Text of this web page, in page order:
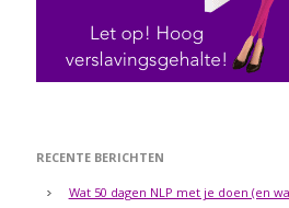
RECENTE BERICHTEN
Wat 50 dagen NLP met je doen (en